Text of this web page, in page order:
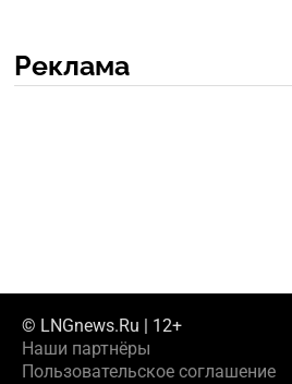
Реклама
© LNGnews.Ru | 12+
Наши партнёры
Пользовательское соглашение